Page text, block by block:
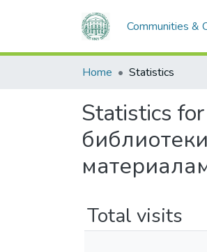
Communities &
Home Statistics
Statistics
Total visits